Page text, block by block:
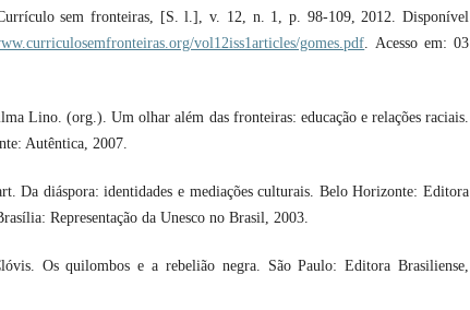
sem fronteiras, [S. l.], v. 12, n. 1, p. 98-109, 2012. Disponível
vol12iss1articles/gomes.pdf . Acesso em: 03
Lino. (org.). Um olhar além das fronteiras: educação e relações raciais.
Autêntica, 2007.
Da diáspora: identidades e mediações culturais. Belo Horizonte: Editora
Representação da Unesco no Brasil, 2003.
Os quilombos e a rebelião negra. São Paulo: Editora Brasiliense,